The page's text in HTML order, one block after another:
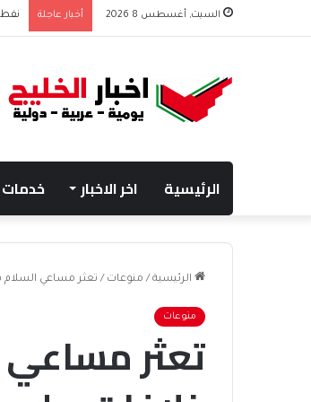
السبت, أغسطس 8 2026 أخبار عاجلة نفط
الرئيسية اخر الاخبار خدمات
الرئيسية / منوعات / تعثر مساعي السلام
منوعات
تعثر مساعي